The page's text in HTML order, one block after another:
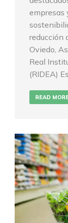
empresas
reducción
Oviedo,
Real
(RIDEA)
READ